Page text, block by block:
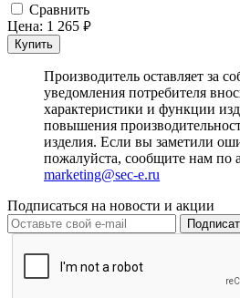
Cравнить
Цена: 1 265 руб.
Купить
Производитель оставляет за
уведомления потребителя
характеристики и функции
повышения
изделия. Если вы заметили
пожалуйста, сообщите нам по
marketing@sec-e.ru
Подписаться на новости и акции